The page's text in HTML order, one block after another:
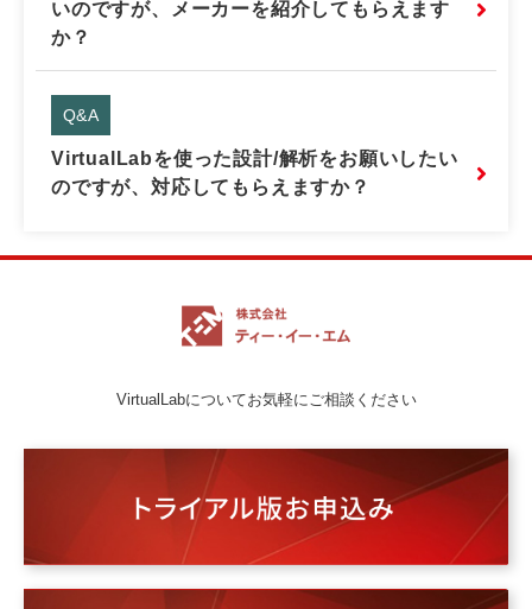
いのですが、メーカーを紹介してもらえます
か？
Q&A
VirtualLabを使った設計/解析をお願いしたい
のですが、対応してもらえますか？
VirtualLabについてお気軽にご相談ください